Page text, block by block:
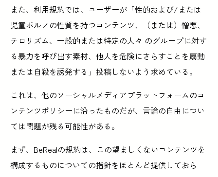
また、利用規約では、ユーザーが「性的および/または
児童ポルノの性質を持つコンテンツ、（または）憎悪、
テロリズム、一般的または特定の人々 のグループに対す
る暴力を呼び出す素材、他人を危険にさらすことを扇動
または自殺を誘発する」投稿しないよう求めている。
これは、他のソーシャルメディアプラットフォームのコ
ンテンツポリシーに沿ったものだが、言論の自由につい
ては問題が残る可能性がある。
まず、BeRealの規約は、この望ましくないコンテンツを
構成するものについての指針をほとんど提供しておら